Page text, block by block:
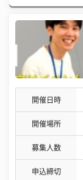
開催日時
開催場所
募集人数
申込締切